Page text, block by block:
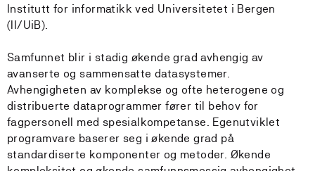
Institutt for informatikk ved Universitetet i Bergen
(II/UiB).
Samfunnet blir i stadig økende grad avhengig av
avanserte og sammensatte datasystemer.
Avhengigheten av komplekse og ofte heterogene og
distribuerte dataprogrammer fører til behov for
fagpersonell med spesialkompetanse. Egenutviklet
programvare baserer seg i økende grad på
standardiserte komponenter og metoder. Økende